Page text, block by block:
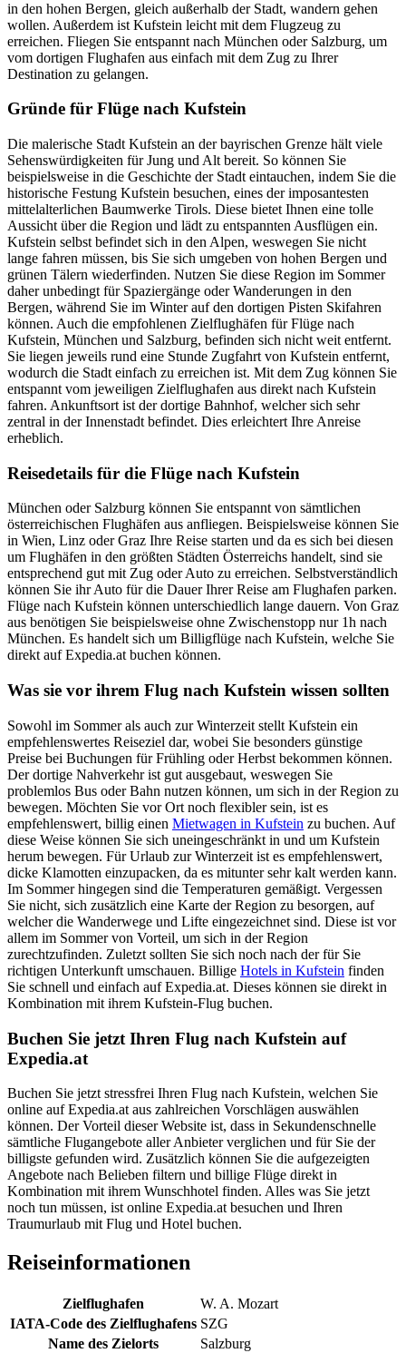
in den hohen Bergen, gleich außerhalb der Stadt, wandern gehen
wollen. Außerdem ist Kufstein leicht mit dem Flugzeug zu
erreichen. Fliegen Sie entspannt nach München oder Salzburg, um
vom dortigen Flughafen aus einfach mit dem Zug zu Ihrer
Destination zu gelangen.
Gründe für Flüge nach Kufstein
Die malerische Stadt Kufstein an der bayrischen Grenze hält viele
Sehenswürdigkeiten für Jung und Alt bereit. So können Sie
beispielsweise in die Geschichte der Stadt eintauchen, indem Sie die
historische Festung Kufstein besuchen, eines der imposantesten
mittelalterlichen Baumwerke Tirols. Diese bietet Ihnen eine tolle
Aussicht über die Region und lädt zu entspannten Ausflügen ein.
Kufstein selbst befindet sich in den Alpen, weswegen Sie nicht
lange fahren müssen, bis Sie sich umgeben von hohen Bergen und
grünen Tälern wiederfinden. Nutzen Sie diese Region im Sommer
daher unbedingt für Spaziergänge oder Wanderungen in den
Bergen, während Sie im Winter auf den dortigen Pisten Skifahren
können. Auch die empfohlenen Zielflughäfen für Flüge nach
Kufstein, München und Salzburg, befinden sich nicht weit entfernt.
Sie liegen jeweils rund eine Stunde Zugfahrt von Kufstein entfernt,
wodurch die Stadt einfach zu erreichen ist. Mit dem Zug können Sie
entspannt vom jeweiligen Zielflughafen aus direkt nach Kufstein
fahren. Ankunftsort ist der dortige Bahnhof, welcher sich sehr
zentral in der Innenstadt befindet. Dies erleichtert Ihre Anreise
erheblich.
Reisedetails für die Flüge nach Kufstein
München oder Salzburg können Sie entspannt von sämtlichen
österreichischen Flughäfen aus anfliegen. Beispielsweise können Sie
in Wien, Linz oder Graz Ihre Reise starten und da es sich bei diesen
um Flughäfen in den größten Städten Österreichs handelt, sind sie
entsprechend gut mit Zug oder Auto zu erreichen. Selbstverständlich
können Sie ihr Auto für die Dauer Ihrer Reise am Flughafen parken.
Flüge nach Kufstein können unterschiedlich lange dauern. Von Graz
aus benötigen Sie beispielsweise ohne Zwischenstopp nur 1h nach
München. Es handelt sich um Billigflüge nach Kufstein, welche Sie
direkt auf Expedia.at buchen können.
Was sie vor ihrem Flug nach Kufstein wissen sollten
Sowohl im Sommer als auch zur Winterzeit stellt Kufstein ein
empfehlenswertes Reiseziel dar, wobei Sie besonders günstige
Preise bei Buchungen für Frühling oder Herbst bekommen können.
Der dortige Nahverkehr ist gut ausgebaut, weswegen Sie
problemlos Bus oder Bahn nutzen können, um sich in der Region zu
bewegen. Möchten Sie vor Ort noch flexibler sein, ist es
empfehlenswert, billig einen Mietwagen in Kufstein zu buchen. Auf
diese Weise können Sie sich uneingeschränkt in und um Kufstein
herum bewegen. Für Urlaub zur Winterzeit ist es empfehlenswert,
dicke Klamotten einzupacken, da es mitunter sehr kalt werden kann.
Im Sommer hingegen sind die Temperaturen gemäßigt. Vergessen
Sie nicht, sich zusätzlich eine Karte der Region zu besorgen, auf
welcher die Wanderwege und Lifte eingezeichnet sind. Diese ist vor
allem im Sommer von Vorteil, um sich in der Region
zurechtzufinden. Zuletzt sollten Sie sich noch nach der für Sie
richtigen Unterkunft umschauen. Billige Hotels in Kufstein finden
Sie schnell und einfach auf Expedia.at. Dieses können sie direkt in
Kombination mit ihrem Kufstein-Flug buchen.
Buchen Sie jetzt Ihren Flug nach Kufstein auf
Expedia.at
Buchen Sie jetzt stressfrei Ihren Flug nach Kufstein, welchen Sie
online auf Expedia.at aus zahlreichen Vorschlägen auswählen
können. Der Vorteil dieser Website ist, dass in Sekundenschnelle
sämtliche Flugangebote aller Anbieter verglichen und für Sie der
billigste gefunden wird. Zusätzlich können Sie die aufgezeigten
Angebote nach Belieben filtern und billige Flüge direkt in
Kombination mit ihrem Wunschhotel finden. Alles was Sie jetzt
noch tun müssen, ist online Expedia.at besuchen und Ihren
Traumurlaub mit Flug und Hotel buchen.
Reiseinformationen
Zielflughafen
W. A. Mozart
IATA-Code des Zielflughafens SZG
Name des Zielorts
Salzburg